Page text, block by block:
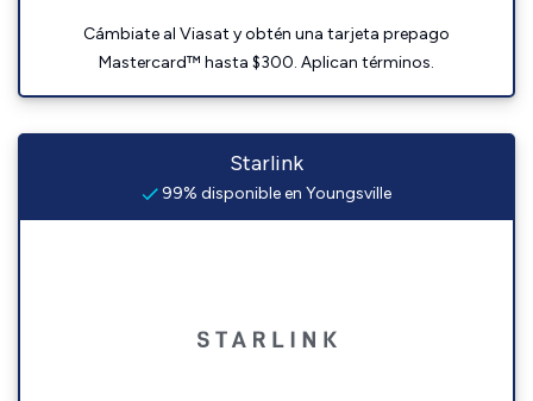
Cámbiate al Viasat y obtén una tarjeta prepago
Mastercard™ hasta $300. Aplican términos.
Starlink
99% disponible en Youngsville